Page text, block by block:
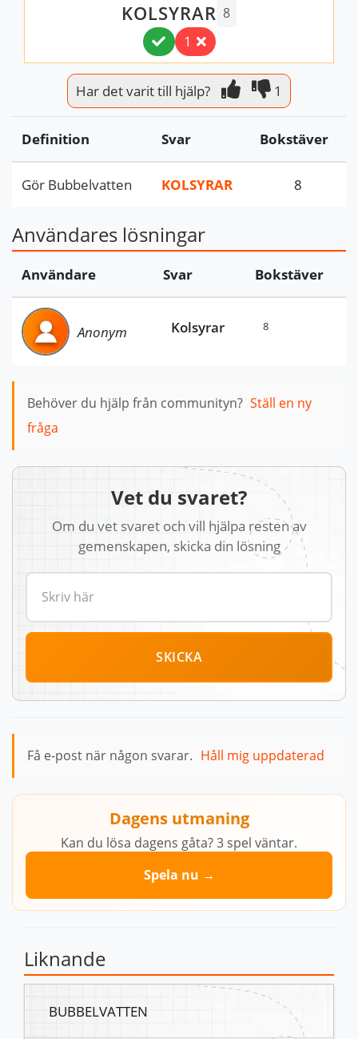
KOLSYRAR 8
1
Har det varit till hjälp? 1
Definition Svar Bokstäver
Gör Bubbelvatten KOLSYRAR 8
Användares lösningar
Användare Svar Bokstäver
Anonym Kolsyrar 8
Behöver du hjälp från communityn? Ställ en ny
fråga
Vet du svaret?
Om du vet svaret och vill hjälpa resten av
gemenskapen, skicka din lösning
SKICKA
Få e-post när någon svarar. Håll mig uppdaterad
Dagens utmaning
Kan du lösa dagens gåta? 3 spel väntar.
Spela nu →
Liknande
BUBBELVATTEN